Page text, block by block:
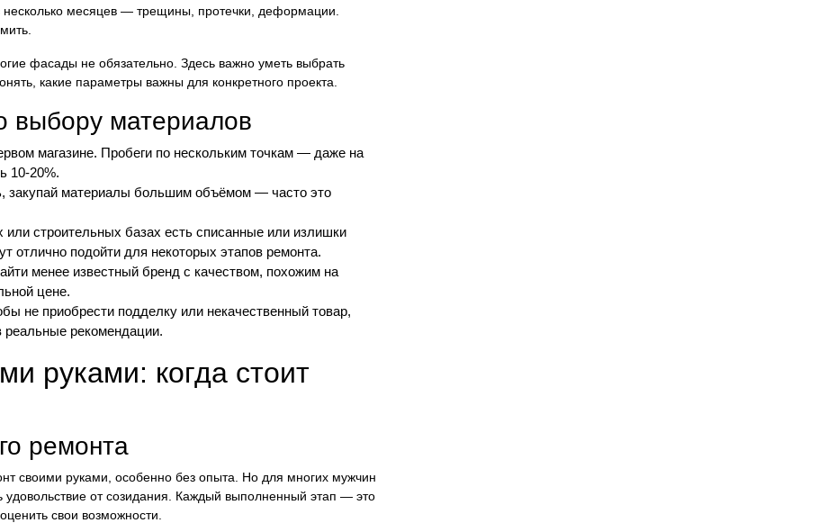
несколько месяцев — трещины, протечки, деформации.
фасады не обязательно. Здесь важно уметь выбрать
какие параметры важны для конкретного проекта.
выбору материалов
магазине. Пробеги по нескольким точкам — даже на
10-20%.
закупай материалы большим объёмом — часто это
или строительных базах есть списанные или излишки
отлично подойти для некоторых этапов ремонта.
менее известный бренд с качеством, похожим на
цене.
не приобрести подделку или некачественный товар,
реальные рекомендации.
руками: когда стоит
ремонта
своими руками, особенно без опыта. Но для многих мужчин
удовольствие от созидания. Каждый выполненный этап — это
свои возможности.